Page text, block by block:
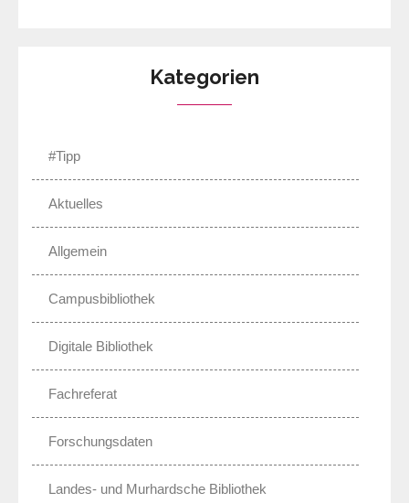
Kategorien
#Tipp
Aktuelles
Allgemein
Campusbibliothek
Digitale Bibliothek
Fachreferat
Forschungsdaten
Landes- und Murhardsche Bibliothek